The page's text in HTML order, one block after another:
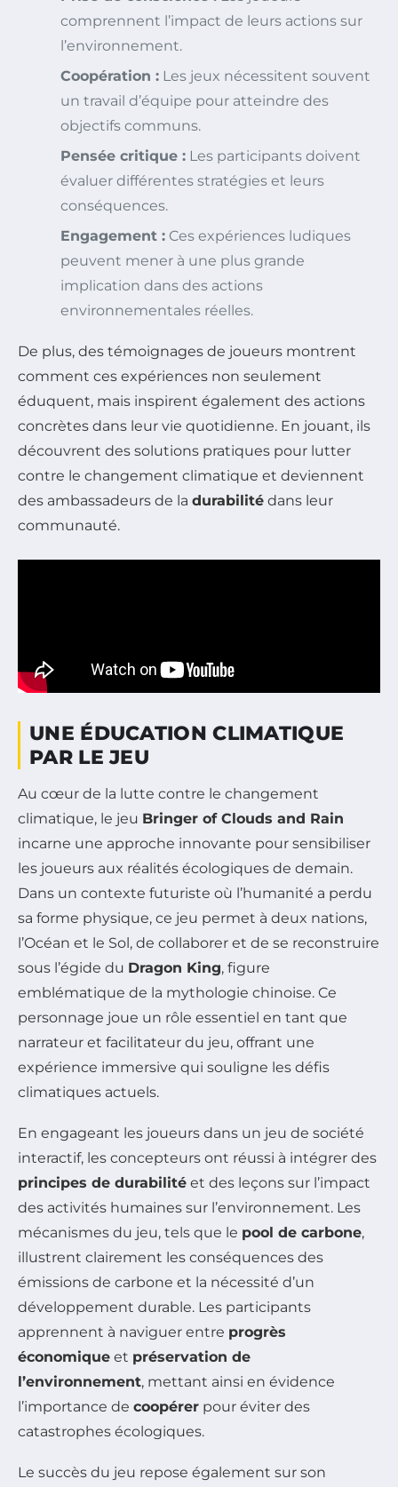
comprennent l’impact de leurs actions sur
l’environnement.
Coopération : Les jeux nécessitent souvent
un travail d’équipe pour atteindre des
objectifs communs.
Pensée critique : Les participants doivent
évaluer différentes stratégies et leurs
conséquences.
Engagement : Ces expériences ludiques
peuvent mener à une plus grande
implication dans des actions
environnementales réelles.
De plus, des témoignages de joueurs montrent
comment ces expériences non seulement
éduquent, mais inspirent également des actions
concrètes dans leur vie quotidienne. En jouant, ils
découvrent des solutions pratiques pour lutter
contre le changement climatique et deviennent
des ambassadeurs de la durabilité dans leur
communauté.
UNE ÉDUCATION CLIMATIQUE
PAR LE JEU
Au cœur de la lutte contre le changement
climatique, le jeu Bringer of Clouds and Rain
incarne une approche innovante pour sensibiliser
les joueurs aux réalités écologiques de demain.
Dans un contexte futuriste où l’humanité a perdu
sa forme physique, ce jeu permet à deux nations,
l’Océan et le Sol, de collaborer et de se reconstruire
sous l’égide du Dragon King, figure
emblématique de la mythologie chinoise. Ce
personnage joue un rôle essentiel en tant que
narrateur et facilitateur du jeu, offrant une
expérience immersive qui souligne les défis
climatiques actuels.
En engageant les joueurs dans un jeu de société
interactif, les concepteurs ont réussi à intégrer des
principes de durabilité et des leçons sur l’impact
des activités humaines sur l’environnement. Les
mécanismes du jeu, tels que le pool de carbone,
illustrent clairement les conséquences des
émissions de carbone et la nécessité d’un
développement durable. Les participants
apprennent à naviguer entre progrès
économique et préservation de
l’environnement, mettant ainsi en évidence
l’importance de coopérer pour éviter des
catastrophes écologiques.
Le succès du jeu repose également sur son